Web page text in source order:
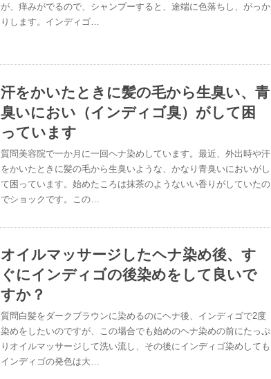
が、痒みがでるので、シャンプーすると、途端に色落ちし、がっか
りします。インディゴ…
汗をかいたときに髪の毛から生臭い、青
臭いにおい（インディゴ臭）がして困
っています
質問美容院で一か月に一回ヘナ染めしています。最近、外出時や汗
をかいたときに髪の毛から生臭いような、かなり青臭いにおいがし
て困っています。始めたころは抹茶のようないい香りがしていたの
でショックです。この…
オイルマッサージしたヘナ染め後、す
ぐにインディゴの後染めをして良いで
すか？
質問白髪をダークブラウンに染めるのにヘナ後、インディゴで2度
染めをしたいのですが、この場合でも始めのヘナ染めの前にたっぷ
りオイルマッサージして洗い流し、その後にインディゴ染めしても
インディゴの発色は大…